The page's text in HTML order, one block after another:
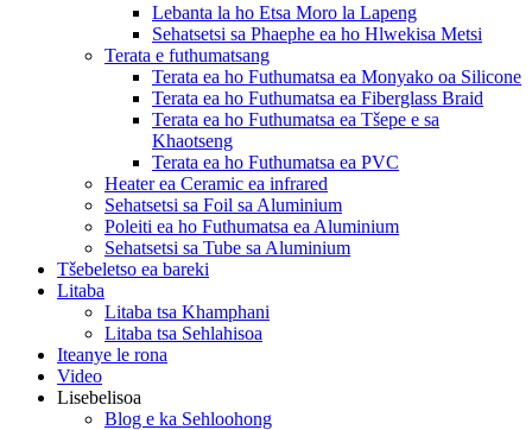
Lebanta la ho Etsa Moro la Lapeng
Sehatsetsi sa Phaephe ea ho Hlwekisa Metsi
Terata e futhumatsang
Terata ea ho Futhumatsa ea Monyako oa Silicone
Terata ea ho Futhumatsa ea Fiberglass Braid
Terata ea ho Futhumatsa ea Tšepe e sa
Khaotseng
Terata ea ho Futhumatsa ea PVC
Heater ea Ceramic ea infrared
Sehatsetsi sa Foil sa Aluminium
Poleiti ea ho Futhumatsa ea Aluminium
Sehatsetsi sa Tube sa Aluminium
Tšebeletso ea bareki
Litaba
Litaba tsa Khamphani
Litaba tsa Sehlahisoa
Iteanye le rona
Video
Lisebelisoa
Blog e ka Sehloohong